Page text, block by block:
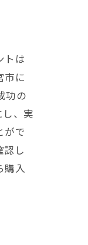
トは
市に
功の
、実
がで
認し
購入